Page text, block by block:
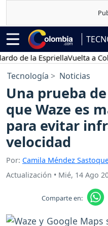
la EspriellaVuelta a
Tecnología Noticias
Una prueba
que Waze es
para evitar
velocidad
Por: Camila Méndez
Actualización • Mié, 14 Ago
Comparte en: